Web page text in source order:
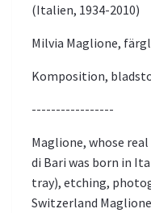
(Italien, 1934-2010)
Milvia Maglione,
Komposition,
-----------------
Maglione, whose
di Bari was born in
tray), etching,
Switzerland